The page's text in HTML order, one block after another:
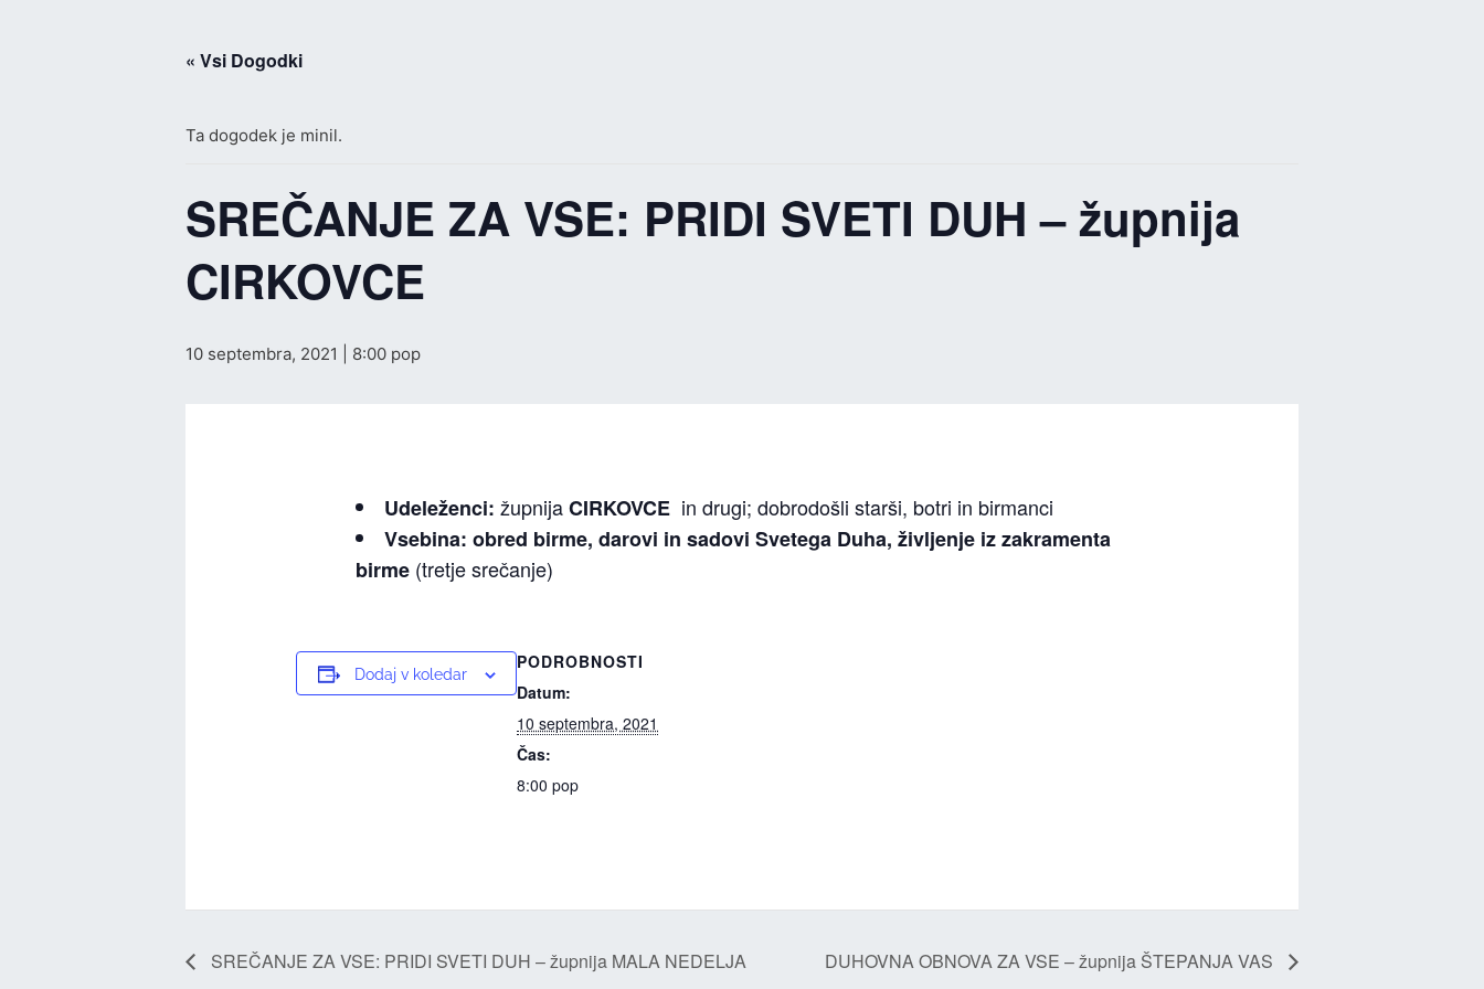
« Vsi Dogodki
Ta dogodek je minil.
SREČANJE ZA VSE: PRIDI SVETI DUH – župnija
CIRKOVCE
10 septembra, 2021 | 8:00 pop
Udeleženci: župnijaCIRKOVCE in drugi; dobrodošli starši, botri in birmanci
Vsebina:obred birme, darovi in sadovi Svetega Duha, življenje iz zakramenta
birme (tretje srečanje)
Dodaj v koledar
PODROBNOSTI
Datum:
10 septembra, 2021
Čas:
8:00 pop
SREČANJE ZA VSE: PRIDI SVETI DUH – župnija MALA NEDELJA DUHOVNA OBNOVA ZA VSE – župnija ŠTEPANJA VAS